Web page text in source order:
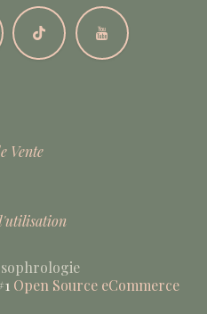
Vente
sophrologie
Open Source eCommerce